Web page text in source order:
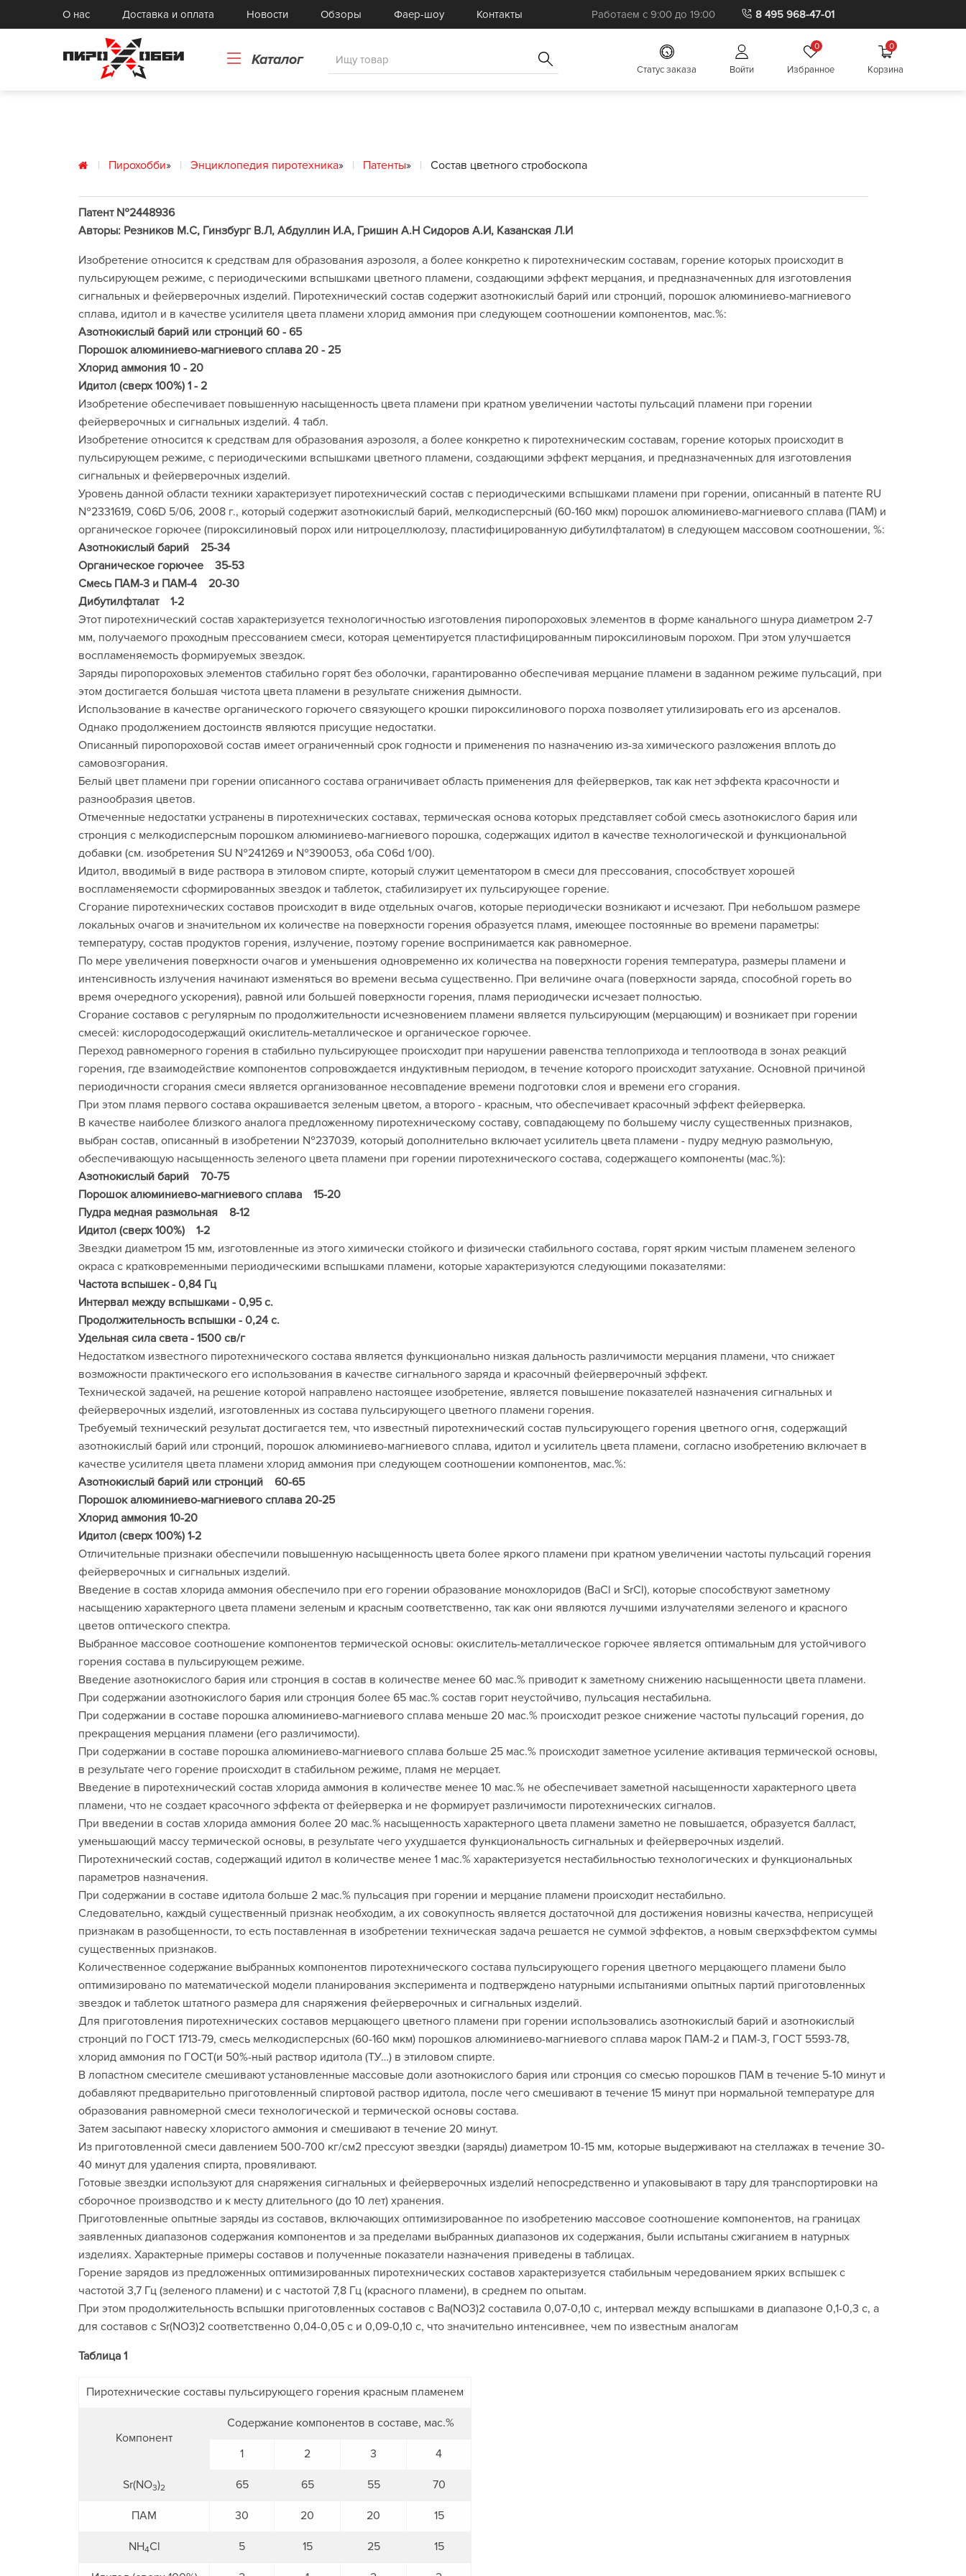
О нас Доставка и оплата Новости Обзоры Фаер-шоу Контакты Работаем с 9:00 до 19:00 8 495 968-47-01
Каталог
Cтатус заказа Войти
0
Избранное
0
Корзина
Реактивы
Книги
Картонные и бумажные изделия
Токарные изделия, прессформы
Комплектующие
Готовые комплекты
спецэффектов
Товары для Фаер-шоу
Реквизит для Фаер-шоу
Распродажа
Бытовая пиротехника
Пирохобби» Энциклопедия пиротехника» Патенты» Состав цветного стробоскопа
Патент №2448936
Авторы: Резников М.С, Гинзбург В.Л, Абдуллин И.А, Гришин А.Н Сидоров А.И, Казанская Л.И
Изобретение относится к средствам для образования аэрозоля, а более конкретно к пиротехническим составам, горение которых происходит в
пульсирующем режиме, с периодическими вспышками цветного пламени, создающими эффект мерцания, и предназначенных для изготовления
сигнальных и фейерверочных изделий. Пиротехнический состав содержит азотнокислый барий или стронций, порошок алюминиево-магниевого
сплава, идитол и в качестве усилителя цвета пламени хлорид аммония при следующем соотношении компонентов, мас.%:
Азотнокислый барий или стронций 60 - 65
Порошок алюминиево-магниевого сплава 20 - 25
Хлорид аммония 10 - 20
Идитол (сверх 100%) 1 - 2
Изобретение обеспечивает повышенную насыщенность цвета пламени при кратном увеличении частоты пульсаций пламени при горении
фейерверочных и сигнальных изделий. 4 табл.
Изобретение относится к средствам для образования аэрозоля, а более конкретно к пиротехническим составам, горение которых происходит в
пульсирующем режиме, с периодическими вспышками цветного пламени, создающими эффект мерцания, и предназначенных для изготовления
сигнальных и фейерверочных изделий.
Уровень данной области техники характеризует пиротехнический состав с периодическими вспышками пламени при горении, описанный в патенте RU
№2331619, С06D 5/06, 2008 г., который содержит азотнокислый барий, мелкодисперсный (60-160 мкм) порошок алюминиево-магниевого сплава (ПАМ) и
органическое горючее (пироксилиновый порох или нитроцеллюлозу, пластифицированную дибутилфталатом) в следующем массовом соотношении, %:
Азотнокислый барий 25-34
Органическое горючее 35-53
Смесь ПАМ-3 и ПАМ-4 20-30
Дибутилфталат 1-2
Этот пиротехнический состав характеризуется технологичностью изготовления пиропороховых элементов в форме канального шнура диаметром 2-7
мм, получаемого проходным прессованием смеси, которая цементируется пластифицированным пироксилиновым порохом. При этом улучшается
воспламеняемость формируемых звездок.
Заряды пиропороховых элементов стабильно горят без оболочки, гарантированно обеспечивая мерцание пламени в заданном режиме пульсаций, при
этом достигается большая чистота цвета пламени в результате снижения дымности.
Использование в качестве органического горючего связующего крошки пироксилинового пороха позволяет утилизировать его из арсеналов.
Однако продолжением достоинств являются присущие недостатки.
Описанный пиропороховой состав имеет ограниченный срок годности и применения по назначению из-за химического разложения вплоть до
самовозгорания.
Белый цвет пламени при горении описанного состава ограничивает область применения для фейерверков, так как нет эффекта красочности и
разнообразия цветов.
Отмеченные недостатки устранены в пиротехнических составах, термическая основа которых представляет собой смесь азотнокислого бария или
стронция с мелкодисперсным порошком алюминиево-магниевого порошка, содержащих идитол в качестве технологической и функциональной
добавки (см. изобретения SU №241269 и №390053, оба С06d 1/00).
Идитол, вводимый в виде раствора в этиловом спирте, который служит цементатором в смеси для прессования, способствует хорошей
воспламеняемости сформированных звездок и таблеток, стабилизирует их пульсирующее горение.
Сгорание пиротехнических составов происходит в виде отдельных очагов, которые периодически возникают и исчезают. При небольшом размере
локальных очагов и значительном их количестве на поверхности горения образуется пламя, имеющее постоянные во времени параметры:
температуру, состав продуктов горения, излучение, поэтому горение воспринимается как равномерное.
По мере увеличения поверхности очагов и уменьшения одновременно их количества на поверхности горения температура, размеры пламени и
интенсивность излучения начинают изменяться во времени весьма существенно. При величине очага (поверхности заряда, способной гореть во
время очередного ускорения), равной или большей поверхности горения, пламя периодически исчезает полностью.
Сгорание составов с регулярным по продолжительности исчезновением пламени является пульсирующим (мерцающим) и возникает при горении
смесей: кислородосодержащий окислитель-металлическое и органическое горючее.
Переход равномерного горения в стабильно пульсирующее происходит при нарушении равенства теплоприхода и теплоотвода в зонах реакций
горения, где взаимодействие компонентов сопровождается индуктивным периодом, в течение которого происходит затухание. Основной причиной
периодичности сгорания смеси является организованное несовпадение времени подготовки слоя и времени его сгорания.
При этом пламя первого состава окрашивается зеленым цветом, а второго - красным, что обеспечивает красочный эффект фейерверка.
В качестве наиболее близкого аналога предложенному пиротехническому составу, совпадающему по большему числу существенных признаков,
выбран состав, описанный в изобретении №237039, который дополнительно включает усилитель цвета пламени - пудру медную размольную,
обеспечивающую насыщенность зеленого цвета пламени при горении пиротехнического состава, содержащего компоненты (мас.%):
Азотнокислый барий 70-75
Порошок алюминиево-магниевого сплава 15-20
Пудра медная размольная 8-12
Идитол (сверх 100%) 1-2
Звездки диаметром 15 мм, изготовленные из этого химически стойкого и физически стабильного состава, горят ярким чистым пламенем зеленого
окраса с кратковременными периодическими вспышками пламени, которые характеризуются следующими показателями:
Частота вспышек - 0,84 Гц
Интервал между вспышками - 0,95 с.
Продолжительность вспышки - 0,24 с.
Удельная сила света - 1500 св/г
Недостатком известного пиротехнического состава является функционально низкая дальность различимости мерцания пламени, что снижает
возможности практического его использования в качестве сигнального заряда и красочный фейерверочный эффект.
Технической задачей, на решение которой направлено настоящее изобретение, является повышение показателей назначения сигнальных и
фейерверочных изделий, изготовленных из состава пульсирующего цветного пламени горения.
Требуемый технический результат достигается тем, что известный пиротехнический состав пульсирующего горения цветного огня, содержащий
азотнокислый барий или стронций, порошок алюминиево-магниевого сплава, идитол и усилитель цвета пламени, согласно изобретению включает в
качестве усилителя цвета пламени хлорид аммония при следующем соотношении компонентов, мас.%:
Азотнокислый барий или стронций 60-65
Порошок алюминиево-магниевого сплава 20-25
Хлорид аммония 10-20
Идитол (сверх 100%) 1-2
Отличительные признаки обеспечили повышенную насыщенность цвета более яркого пламени при кратном увеличении частоты пульсаций горения
фейерверочных и сигнальных изделий.
Введение в состав хлорида аммония обеспечило при его горении образование монохлоридов (ВаСl и SrCl), которые способствуют заметному
насыщению характерного цвета пламени зеленым и красным соответственно, так как они являются лучшими излучателями зеленого и красного
цветов оптического спектра.
Выбранное массовое соотношение компонентов термической основы: окислитель-металлическое горючее является оптимальным для устойчивого
горения состава в пульсирующем режиме.
Введение азотнокислого бария или стронция в состав в количестве менее 60 мас.% приводит к заметному снижению насыщенности цвета пламени.
При содержании азотнокислого бария или стронция более 65 мас.% состав горит неустойчиво, пульсация нестабильна.
При содержании в составе порошка алюминиево-магниевого сплава меньше 20 мас.% происходит резкое снижение частоты пульсаций горения, до
прекращения мерцания пламени (его различимости).
При содержании в составе порошка алюминиево-магниевого сплава больше 25 мас.% происходит заметное усиление активация термической основы,
в результате чего горение происходит в стабильном режиме, пламя не мерцает.
Введение в пиротехнический состав хлорида аммония в количестве менее 10 мас.% не обеспечивает заметной насыщенности характерного цвета
пламени, что не создает красочного эффекта от фейерверка и не формирует различимости пиротехнических сигналов.
При введении в состав хлорида аммония более 20 мас.% насыщенность характерного цвета пламени заметно не повышается, образуется балласт,
уменьшающий массу термической основы, в результате чего ухудшается функциональность сигнальных и фейерверочных изделий.
Пиротехнический состав, содержащий идитол в количестве менее 1 мас.% характеризуется нестабильностью технологических и функциональных
параметров назначения.
При содержании в составе идитола больше 2 мас.% пульсация при горении и мерцание пламени происходит нестабильно.
Следовательно, каждый существенный признак необходим, а их совокупность является достаточной для достижения новизны качества, неприсущей
признакам в разобщенности, то есть поставленная в изобретении техническая задача решается не суммой эффектов, а новым сверхэффектом суммы
существенных признаков.
Количественное содержание выбранных компонентов пиротехнического состава пульсирующего горения цветного мерцающего пламени было
оптимизировано по математической модели планирования эксперимента и подтверждено натурными испытаниями опытных партий приготовленных
звездок и таблеток штатного размера для снаряжения фейерверочных и сигнальных изделий.
Для приготовления пиротехнических составов мерцающего цветного пламени при горении использовались азотнокислый барий и азотнокислый
стронций по ГОСТ 1713-79, смесь мелкодисперсных (60-160 мкм) порошков алюминиево-магниевого сплава марок ПАМ-2 и ПАМ-3, ГОСТ 5593-78,
хлорид аммония по ГОСТ(и 50%-ный раствор идитола (ТУ…) в этиловом спирте.
В лопастном смесителе смешивают установленные массовые доли азотнокислого бария или стронция со смесью порошков ПАМ в течение 5-10 минут и
добавляют предварительно приготовленный спиртовой раствор идитола, после чего смешивают в течение 15 минут при нормальной температуре для
образования равномерной смеси технологической и термической основы состава.
Затем засыпают навеску хлористого аммония и смешивают в течение 20 минут.
Из приготовленной смеси давлением 500-700 кг/см2 прессуют звездки (заряды) диаметром 10-15 мм, которые выдерживают на стеллажах в течение 30-
40 минут для удаления спирта, провяливают.
Готовые звездки используют для снаряжения сигнальных и фейерверочных изделий непосредственно и упаковывают в тару для транспортировки на
сборочное производство и к месту длительного (до 10 лет) хранения.
Приготовленные опытные заряды из составов, включающих оптимизированное по изобретению массовое соотношение компонентов, на границах
заявленных диапазонов содержания компонентов и за пределами выбранных диапазонов их содержания, были испытаны сжиганием в натурных
изделиях. Характерные примеры составов и полученные показатели назначения приведены в таблицах.
Горение зарядов из предложенных оптимизированных пиротехнических составов характеризуется стабильным чередованием ярких вспышек с
частотой 3,7 Гц (зеленого пламени) и с частотой 7,8 Гц (красного пламени), в среднем по опытам.
При этом продолжительность вспышки приготовленных составов с Ва(NO3)2 составила 0,07-0,10 с, интервал между вспышками в диапазоне 0,1-0,3 с, а
для составов с Sr(NO3)2 соответственно 0,04-0,05 с и 0,09-0,10 с, что значительно интенсивнее, чем по известным аналогам
Таблица 1
Пиротехнические составы пульсирующего горения красным пламенем
Компонент
Содержание компонентов в составе, мас.%
1 2 3 4
Sr(NO3)2 65 65 55 70
ПАМ 30 20 20 15
NH4Cl 5 15 25 15